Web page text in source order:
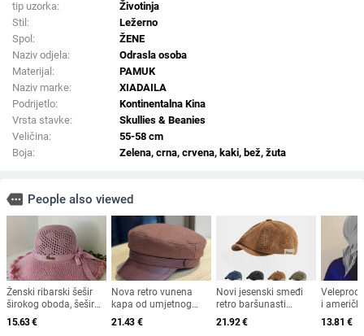
tip uzorka:
Životinja
Stil:
Ležerno
Spol:
ŽENE
Naziv odjela:
Odrasla osoba
Materijal:
PAMUK
Naziv marke:
XIADAILA
Podrijetlo:
Kontinentalna Kina
Vrsta stavke:
Skullies & Beanies
Veličina:
55-58 cm
Boja:
Zelena, crna, crvena, kaki, bež, žuta
more People also viewed
Ženski ribarski šešir
širokog oboda, šešir
za sunce, pleteni šešir
za sunce, šešir za
15.63€
Nova retro vunena
kapa od umjetnog
krzna za jesen i zimu
2025. za žene,
21.43 €
Novi jesenski smeđi
retro baršunasti
osmerokutni šešir za
muškarce i žene,
21.92€
i
ljetnih
kapa s
13.81 €